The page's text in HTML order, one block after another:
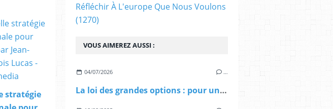
stratégie
VOUS AIMEREZ AUSSI :
04/07/2026 …
La loi des grandes options : pour une nouvelle planification à la française | Haut-commissariat à la stratégie et au plan
Réfléchir À L'europe Que Nous Voulons
(1270)